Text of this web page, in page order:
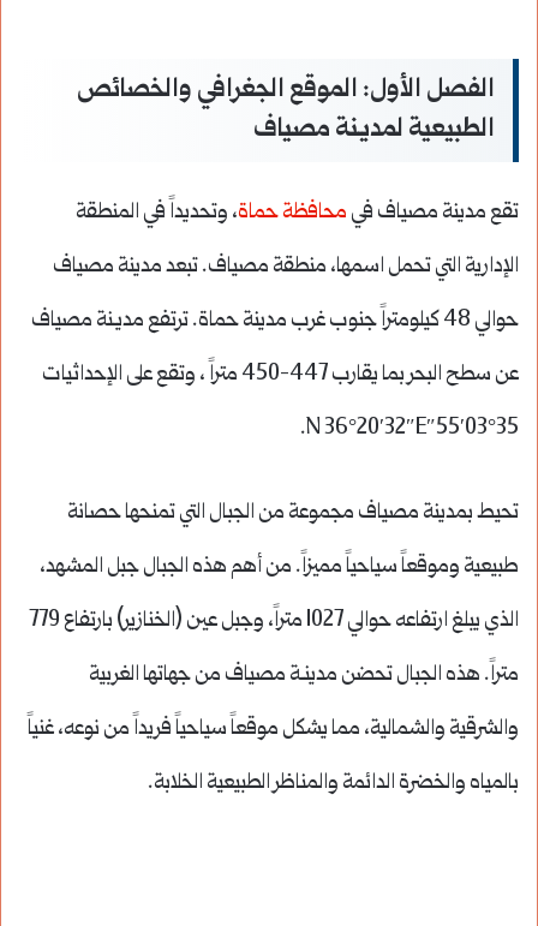
الفصل الأول: الموقع الجغرافي والخصائص
الطبيعية لمديـنة مصياف
تقع مدينة مصياف في محافظة حماة، وتحديداً في المنطقة
الإدارية التي تحمل اسمها، منطقة مصياف. تبعد مدينة مصياف
حوالي 48 كيلومتراً جنوب غرب مدينة حماة. ترتفع مديـنة مصياف
عن سطح البحر بما يقارب 447-450 متراً ، وتقع على الإحداثيات
35°03′55″N 36°20′32″E.
تحيط بمدينة مصياف مجموعة من الجبال التي تمنحها حصانة
طبيعية وموقعاً سياحياً مميزاً. من أهم هذه الجبال جبل المشهد،
الذي يبلغ ارتفاعه حوالي 1027 متراً، وجبل عين (الخنازير) بارتفاع 779
متراً. هذه الجبال تحضن مدينـة مصياف من جهاتها الغربية
والشرقية والشمالية، مما يشكل موقعاً سياحياً فريداً من نوعه، غنياً
بالمياه والخضرة الدائمة والمناظر الطبيعية الخلابة.